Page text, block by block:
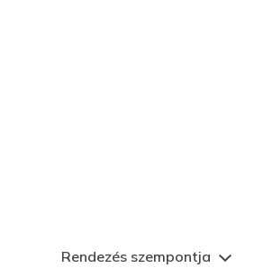
Rendezés szempontja